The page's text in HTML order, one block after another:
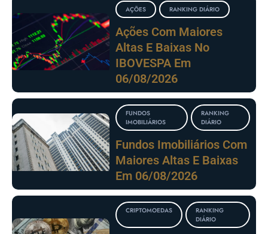
AÇÕES RANKING DIÁRIO
Ações Com Maiores
Altas E Baixas No
IBOVESPA Em
06/08/2026
FUNDOS
IMOBILIÁRIOS
RANKING
DIÁRIO
Fundos Imobiliários Com
Maiores Altas E Baixas
Em 06/08/2026
CRIPTOMOEDAS
RANKING
DIÁRIO